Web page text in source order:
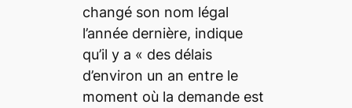
changé son nom légal
l’année dernière, indique
qu’il y a « des délais
d’environ un an entre le
moment où la demande est